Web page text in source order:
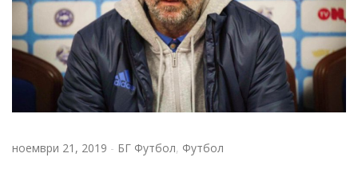
ноември 21, 2019 - БГ Футбол, Футбол